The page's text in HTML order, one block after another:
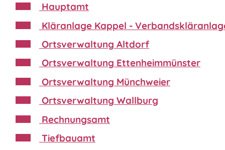
Hauptamt
Kläranlage Kappel -
Ortsverwaltung Altdorf
Ortsverwaltung Ettenheimmünster
Ortsverwaltung Münchweier
Ortsverwaltung Wallburg
Rechnungsamt
Tiefbauamt